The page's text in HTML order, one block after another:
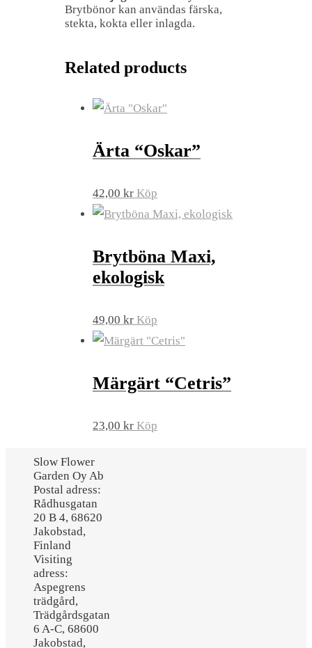
Brytbönor kan användas färska,
stekta, kokta eller inlagda.
Related products
Ärta “Oskar”
42,00 kr Köp
Brytböna Maxi,
ekologisk
49,00 kr Köp
Märgärt “Cetris”
23,00 kr Köp
Slow Flower
Garden Oy Ab
Postal adress:
Rådhusgatan
20 B 4, 68620
Jakobstad,
Finland
Visiting
adress:
Aspegrens
trädgård,
Trädgårdsgatan
6 A-C, 68600
Jakobstad,